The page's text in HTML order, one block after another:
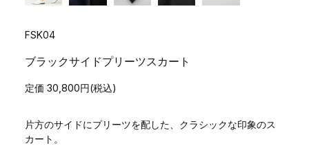
FSK04
ブラックサイドプリーツスカート
定価 30,800円(税込)
片方のサイドにプリーツを配した、クラシックな印象のス
カート。